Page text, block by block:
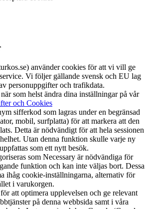
använder cookies för att vi vill ge
Vi följer gällande svensk och EU lag
personuppgifter och trafikdata.
som helst ändra dina inställningar på vår
och Cookies
sifferkod som lagras under en begränsad
mobil, surfplatta) för att markera att den
Detta är nödvändigt för att hela sessionen
Utan denna funktion skulle varje ny
som ett nytt besök.
som Necessary är nödvändiga för
funktion och kan inte väljas bort. Dessa
ihåg cookie-inställningarna, alternativ för
i varukorgen.
att optimera upplevelsen och ge relevant
på denna webbsida samt i våra